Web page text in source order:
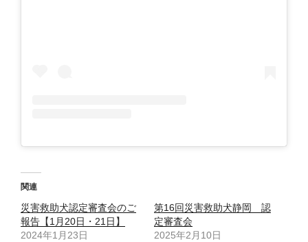
関連
災害救助犬認定審査会のご
報告【1月20日・21日】
2024年1月23日
第16回災害救助犬静岡 認
定審査会
2025年2月10日